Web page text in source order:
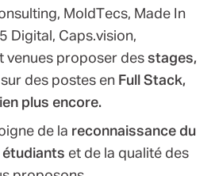
MoldTecs, Made In
Digital, Caps.vision,
venues proposer des stages,
sur des postes en Full Stack,
plus encore.
de la reconnaissance du
et de la qualité des